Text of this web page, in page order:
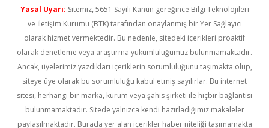
Yasal Uyarı: Sitemiz, 5651 Sayılı Kanun gereğince Bilgi Teknolojileri
ve İletişim Kurumu (BTK) tarafından onaylanmış bir Yer Sağlayıcı
olarak hizmet vermektedir. Bu nedenle, sitedeki içerikleri proaktif
olarak denetleme veya araştırma yükümlülüğümüz bulunmamaktadır.
Ancak, üyelerimiz yazdıkları içeriklerin sorumluluğunu taşımakta olup,
siteye üye olarak bu sorumluluğu kabul etmiş sayılırlar. Bu internet
sitesi, herhangi bir marka, kurum veya şahıs şirketi ile hiçbir bağlantısı
bulunmamaktadır. Sitede yalnızca kendi hazırladığımız makaleler
paylaşılmaktadır. Burada yer alan içerikler haber niteliği taşımamakta